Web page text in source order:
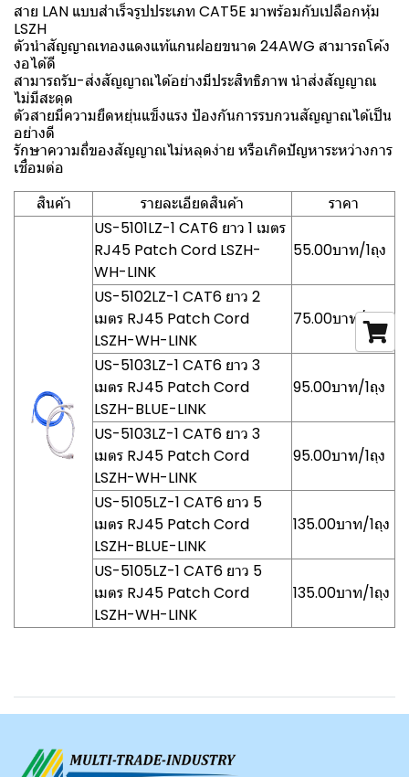
สาย LAN แบบสำเร็จรูปประเภท CAT5E มาพร้อมกับเปลือกหุ้ม
LSZH
ตัวนำสัญญาณทองแดงแท้แกนฝอยขนาด 24AWG สามารถโค้ง
งอได้ดี
สามารถรับ-ส่งสัญญาณได้อย่างมีประสิทธิภาพ นำส่งสัญญาณ
ไม่มีสะดุด
ตัวสายมีความยืดหยุ่นแข็งแรง ป้องกันการรบกวนสัญญาณได้เป็น
อย่างดี
รักษาความถี่ของสัญญาณไม่หลุดง่าย หรือเกิดปัญหาระหว่างการ
เชื่อมต่อ
สินค้า
รายละเอียดสินค้า
ราคา
US-5101LZ-1 CAT6 ยาว 1 เมตร
RJ45 Patch Cord LSZH-
WH-LINK
55.00บาท/1ถุง
US-5102LZ-1 CAT6 ยาว 2
เมตร RJ45 Patch Cord
LSZH-WH-LINK
75.00บาท/1ถุง
US-5103LZ-1 CAT6 ยาว 3
เมตร RJ45 Patch Cord
LSZH-BLUE-LINK
95.00บาท/1ถุง
US-5103LZ-1 CAT6 ยาว 3
เมตร RJ45 Patch Cord
LSZH-WH-LINK
95.00บาท/1ถุง
US-5105LZ-1 CAT6 ยาว 5
เมตร RJ45 Patch Cord
LSZH-BLUE-LINK
135.00บาท/1ถุง
US-5105LZ-1 CAT6 ยาว 5
เมตร RJ45 Patch Cord
LSZH-WH-LINK
135.00บาท/1ถุง